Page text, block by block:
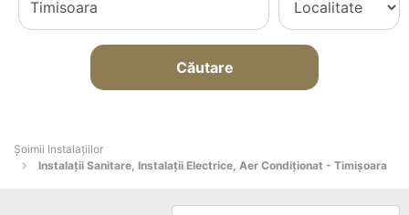
Căutare
Şoimii Instalaţiilor
Instalații Sanitare, Instalații Electrice, Aer Condiționat - Timişoara